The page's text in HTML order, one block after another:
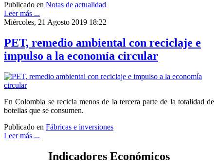
Publicado en Notas de actualidad
Leer más ...
Miércoles, 21 Agosto 2019 18:22
PET, remedio ambiental con reciclaje e
impulso a la economía circular
En Colombia se recicla menos de la tercera parte de la totalidad de
botellas que se consumen.
Publicado en Fábricas e inversiones
Leer más ...
Indicadores Económicos